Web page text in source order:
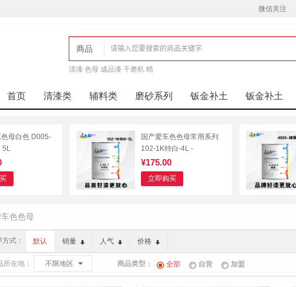
微信关注
商品
店铺
清漆 色母 成品漆 干磨机 蜡
首页 清漆类 辅料类 磨砂系列 钣金补土 钣金补土
母白色 D005-
5L
国产爱车色色母常用系列
102-1K特白-4L -
¥175.00
立即购买
车色色母
方式： 默认 销量 人气 价格
所在地： 不限地区 商品类型： 全部 自营 加盟